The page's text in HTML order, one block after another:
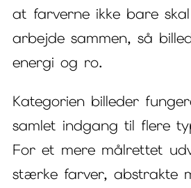
at farverne ikke bare
arbejde sammen, så
energi og ro.
Kategorien billeder
samlet indgang til flere
For et mere målrettet
stærke farver, abstrakte